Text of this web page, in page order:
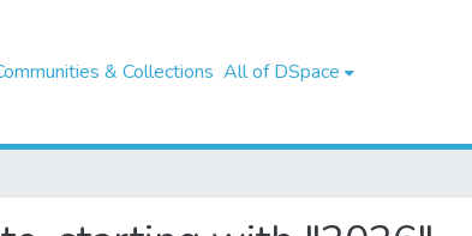
& Collections All of DSpace